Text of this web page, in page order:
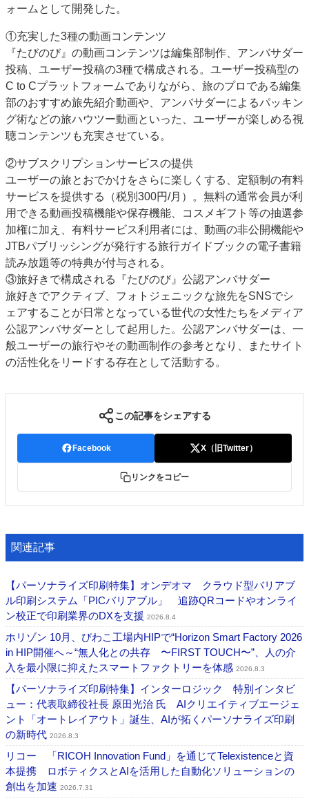
ォームとして開発した。
①充実した3種の動画コンテンツ
『たびのび』の動画コンテンツは編集部制作、アンバサダー
投稿、ユーザー投稿の3種で構成される。ユーザー投稿型の
C to Cプラットフォームでありながら、旅のプロである編集
部のおすすめ旅先紹介動画や、アンバサダーによるパッキン
グ術などの旅ハウツー動画といった、ユーザーが楽しめる視
聴コンテンツも充実させている。
②サブスクリプションサービスの提供
ユーザーの旅とおでかけをさらに楽しくする、定額制の有料
サービスを提供する（税別300円/月）。無料の通常会員が利
用できる動画投稿機能や保存機能、コスメギフト等の抽選参
加権に加え、有料サービス利用者には、動画の非公開機能や
JTBパブリッシングが発行する旅行ガイドブックの電子書籍
読み放題等の特典が付与される。
③旅好きで構成される『たびのび』公認アンバサダー
旅好きでアクティブ、フォトジェニックな旅先をSNSでシ
ェアすることが日常となっている世代の女性たちをメディア
公認アンバサダーとして起用した。公認アンバサダーは、一
般ユーザーの旅行やその動画制作の参考となり、またサイト
の活性化をリードする存在として活動する。
この記事をシェアする
Facebook X（旧Twitter）
リンクをコピー
関連記事
【パーソナライズ印刷特集】オンデオマ クラウド型バリアブ
ル印刷システム「PICバリアブル」 追跡QRコードやオンライ
ン校正で印刷業界のDXを支援 2026.8.4
ホリゾン 10月、びわこ工場内HIPで“Horizon Smart Factory 2026
in HIP開催へ～“無人化との共存 〜FIRST TOUCH〜”、人の介
入を最小限に抑えたスマートファクトリーを体感 2026.8.3
【パーソナライズ印刷特集】インターロジック 特別インタビ
ュー：代表取締役社長 原田光治 氏 AIクリエイティブエージェ
ント「オートレイアウト」誕生、AIが拓くパーソナライズ印刷
の新時代 2026.8.3
リコー 「RICOH Innovation Fund」を通じてTelexistenceと資
本提携 ロボティクスとAIを活用した自動化ソリューションの
創出を加速 2026.7.31